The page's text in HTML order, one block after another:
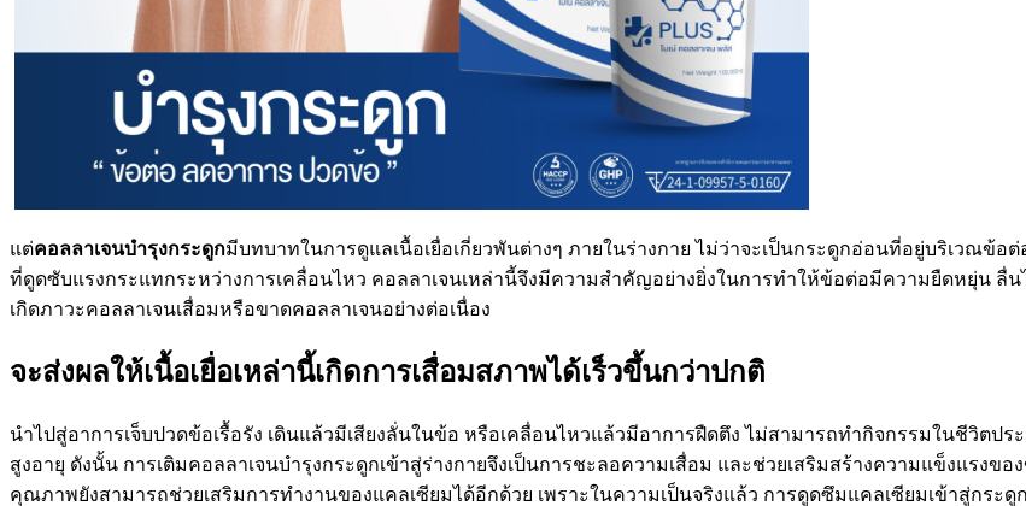
แต่คอลลาเจนบำรุงกระดูกมีบทบาทในการดูแลเนื้อเยื่อเกี่ยวพันต่างๆ ภายในร่างกาย ไม่ว่าจะเป็นกระดูกอ่อนที่อยู่บริเวณข้
ที่ดูดซับแรงกระแทกระหว่างการเคลื่อนไหว คอลลาเจนเหล่านี้จึงมีความสำคัญอย่างยิ่งในการทำให้ข้อต่อมีความยืดหยุ่น ลื่น
เกิดภาวะคอลลาเจนเสื่อมหรือขาดคอลลาเจนอย่างต่อเนื่อง
จะส่งผลให้เนื้อเยื่อเหล่านี้เกิดการเสื่อมสภาพได้เร็วขึ้นกว่าปกติ
นำไปสู่อาการเจ็บปวดข้อเรื้อรัง เดินแล้วมีเสียงลั่นในข้อ หรือเคลื่อนไหวแล้วมีอาการฝืดตึง ไม่สามารถทำกิจกรรมในชีวิต
สูงอายุ ดังนั้น การเติมคอลลาเจนบำรุงกระดูกเข้าสู่ร่างกายจึงเป็นการชะลอความเสื่อม และช่วยเสริมสร้างความแข็งแรง
คุณภาพยังสามารถช่วยเสริมการทำงานของแคลเซียมได้อีกด้วย เพราะในความเป็นจริงแล้ว การดูดซึมแคลเซียมเข้าสู่กร